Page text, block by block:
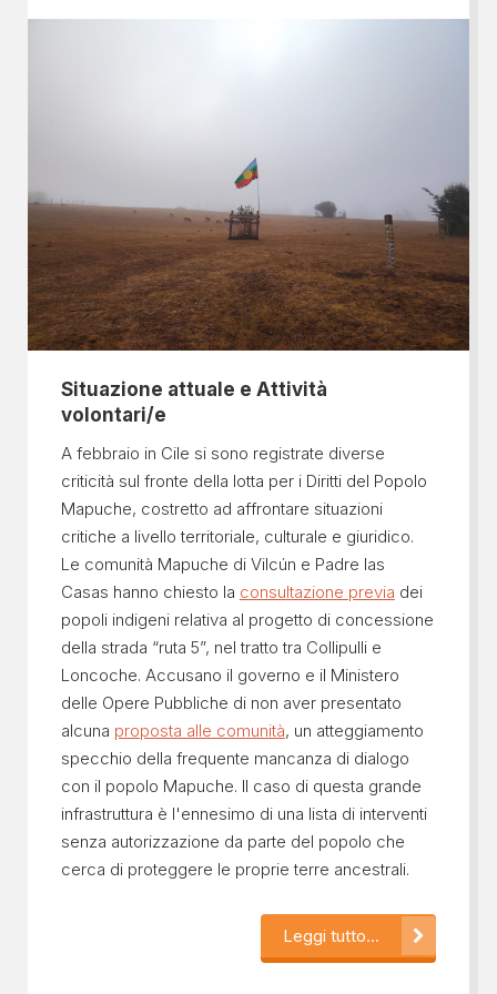
Situazione attuale e Attività
volontari/e
A febbraio in Cile si sono registrate diverse
criticità sul fronte della lotta per i Diritti del Popolo
Mapuche, costretto ad affrontare situazioni
critiche a livello territoriale, culturale e giuridico.
Le comunità Mapuche di Vilcún e Padre las
Casas hanno chiesto la consultazione previa dei
popoli indigeni relativa al progetto di concessione
della strada “ruta 5”, nel tratto tra Collipulli e
Loncoche. Accusano il governo e il Ministero
delle Opere Pubbliche di non aver presentato
alcuna proposta alle comunità, un atteggiamento
specchio della frequente mancanza di dialogo
con il popolo Mapuche. Il caso di questa grande
infrastruttura è l'ennesimo di una lista di interventi
senza autorizzazione da parte del popolo che
cerca di proteggere le proprie terre ancestrali.
Leggi tutto...